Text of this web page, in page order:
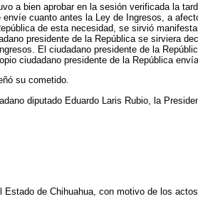
a bien aprobar en la sesión verificada la
cuanto antes la Ley de Ingresos, a
de esta necesidad, se sirvió
presidente de la República se sirviera
El ciudadano presidente de la
ciudadano presidente de la República
su cometido.
diputado Eduardo Laris Rubio, la
de Chihuahua, con motivo de los